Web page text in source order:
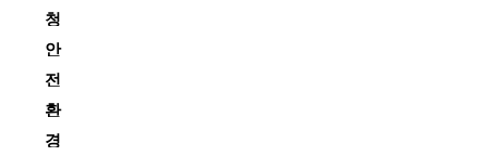
청
안
전
환
경